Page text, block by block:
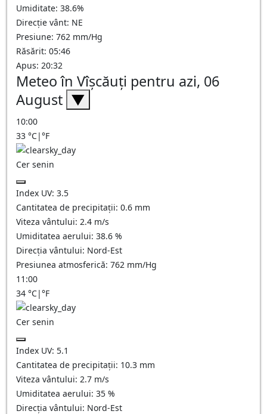
Umiditate: 38.6%
Direcție vânt: NE
Presiune: 762 mm/Hg
Răsărit: 05:46
Apus: 20:32
Meteo în Vîşcăuţi pentru azi, 06
August ▼
10:00
33 °C|°F
Cer senin
Index UV: 3.5
Cantitatea de precipitații: 0.6 mm
Viteza vântului: 2.4 m/s
Umiditatea aerului: 38.6 %
Direcția vântului: Nord-Est
Presiunea atmosferică: 762 mm/Hg
11:00
34 °C|°F
Cer senin
Index UV: 5.1
Cantitatea de precipitații: 10.3 mm
Viteza vântului: 2.7 m/s
Umiditatea aerului: 35 %
Direcția vântului: Nord-Est